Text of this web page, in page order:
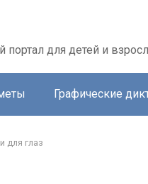
для детей и
Графические
для глаз